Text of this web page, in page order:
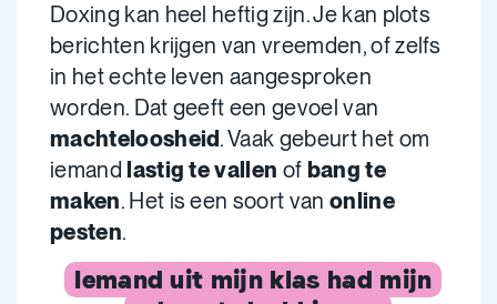
Doxing kan heel heftig zijn. Je kan plots
berichten krijgen van vreemden, of zelfs
in het echte leven aangesproken
worden. Dat geeft een gevoel van
machteloosheid. Vaak gebeurt het om
iemandlastig te vallen of bang te
maken. Het is een soort van online
pesten.
Iemand uit mijn klas had mijn